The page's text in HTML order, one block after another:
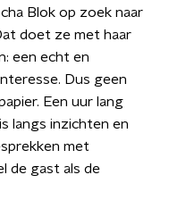
Blok op zoek naar
doet ze met haar
een echt en
Dus geen
Een uur lang
langs inzichten en
met
de gast als de